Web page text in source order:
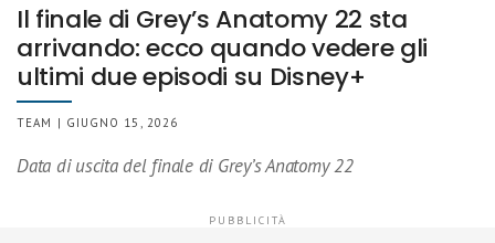
Il finale di Grey’s Anatomy 22 sta
arrivando: ecco quando vedere gli
ultimi due episodi su Disney+
TEAM | GIUGNO 15, 2026
Data di uscita del finale di Grey’s Anatomy 22